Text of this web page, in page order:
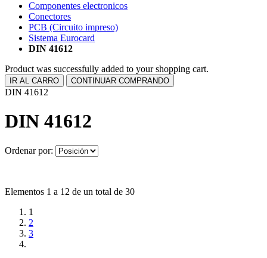
Componentes electronicos
Conectores
PCB (Circuito impreso)
Sistema Eurocard
DIN 41612
Product was successfully added to your shopping cart.
IR AL CARRO CONTINUAR COMPRANDO
DIN 41612
DIN 41612
Ordenar por:
Elementos 1 a 12 de un total de 30
1
2
3